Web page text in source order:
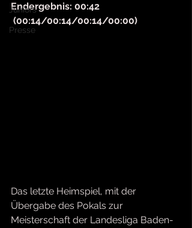
Juniors
Presse
Endergebnis: 00:42
(00:14/00:14/00:14/00:00)
Das letzte Heimspiel, mit der
Übergabe des Pokals zur
Meisterschaft der Landesliga Baden-